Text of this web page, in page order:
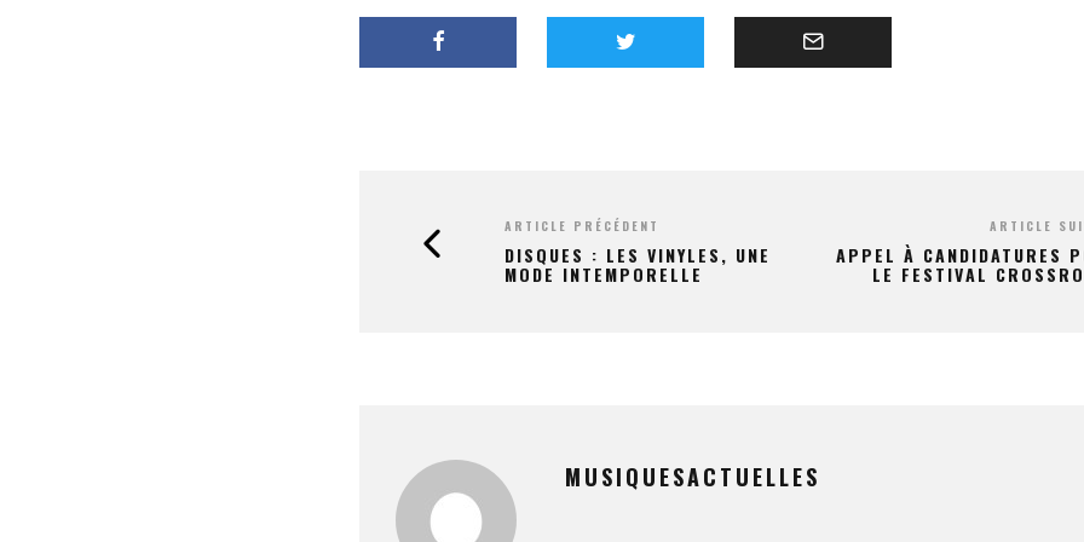
ARTICLE PRÉCÉDENT
DISQUES : LES VINYLES, UNE
MODE INTEMPORELLE
ARTICLE
APPEL À CANDIDATURES
LE FESTIVAL
MUSIQUESACTUELLES